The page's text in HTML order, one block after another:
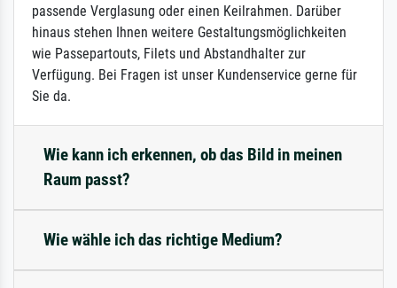
passende Verglasung oder einen Keilrahmen. Darüber
hinaus stehen Ihnen weitere Gestaltungsmöglichkeiten
wie Passepartouts, Filets und Abstandhalter zur
Verfügung. Bei Fragen ist unser Kundenservice gerne für
Sie da.
Wie kann ich erkennen, ob das Bild in meinen
Raum passt?
Wie wähle ich das richtige Medium?